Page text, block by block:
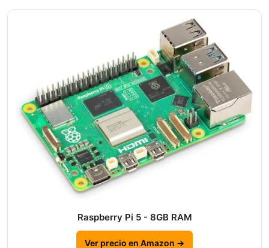
Raspberry Pi 5 - 8GB RAM
Ver precio en Amazon →